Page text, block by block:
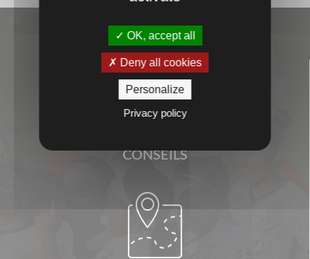

CONSEILS

OK, accept all
Deny all cookies
Personalize
Privacy policy